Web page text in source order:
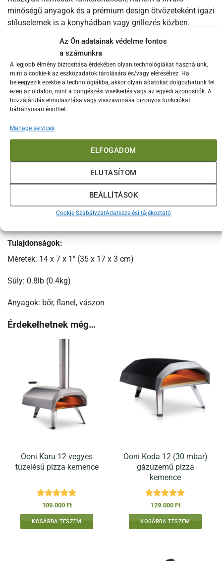
Az Ön adatainak védelme fontos
a számunkra
A legjobb élmény biztosítása érdekében olyan technológiákat használunk,
mint a cookie-k az eszközadatok tárolására és/vagy eléréséhez. Ha
beleegyezik ezekbe a technológiákba, akkor olyan adatokat dolgozhatunk fel
ezen az oldalon, mint a böngészési viselkedés vagy az egyedi azonosítók. A
hozzájárulás elmulasztása vagy visszavonása bizonyos funkciókat
hátrányosan érinthet.
Manage services
ELFOGADOM
ELUTASÍTOM
BEÁLLÍTÁSOK
Cookie SzabályzatAdatkezelési tájékoztató
minőségű anyagok és a prémium design ötvözeteként igazi
stíluselemek is a konyhádban vagy grillezés közben.
A kényelmes viselet és a pontosan illeszkedő kialakítás
miatt ezek a kesztyűk ideálisak mindenféle sütéshez,
grillezéshez vagy bármilyen magas hőmérsékletű konyhai
tevékenységhez. A hőálló kesztyűk úgy lettek tervezve,
hogy kielégítsék a legigényesebb szakácsok és
grillmesterek elvárásait, miközben egyedülálló stílusukkal
A kiváló minőségű anyagok és a precíz kidolgozás
garancia arra, hogy az Ooni Hőálló Kesztyűk hosszú távon
is megbízható védelmet nyújtanak a magas hőfokok ellen.
Nem csupán egy eszköz a konyhában, hanem egy stílusos
kiegészítő is, amely a sütés és grillezés élményét egy új
szintre emeli. Bízd rájuk a kezeid védelmét, és éld át az
Ooni minőség és design kombinációját minden sütés
Tulajdonságok:
Méretek: 14 x 7 x 1″ (35 x 17 x 3 cm)
Súly: 0.8lb (0.4kg)
Anyagok: bőr, flanel, vászon
Érdekelhetnek még…
Ooni Karu 12 vegyes
tüzelésű pizza kemence
Értékelés:5
/ 5
109.000 Ft
KOSÁRBA TESZEM
Ooni Koda 12 (30 mbar)
gázüzemű pizza
kemence
Értékelés:5
/ 5
129.000 Ft
KOSÁRBA TESZEM